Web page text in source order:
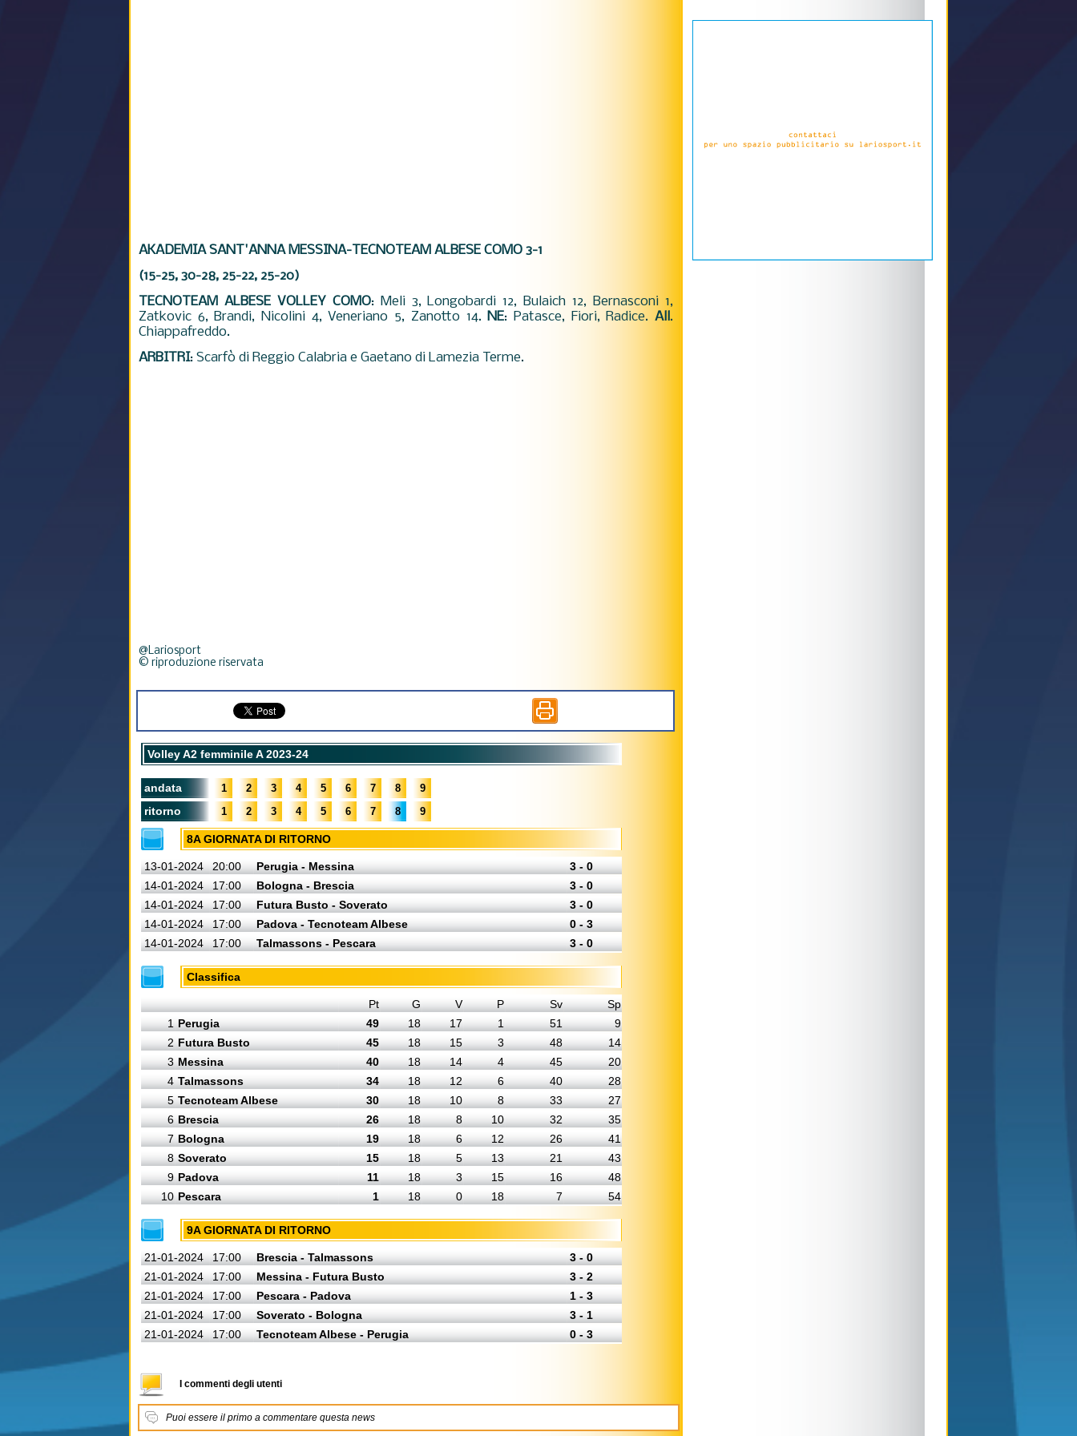
AKADEMIA SANT'ANNA MESSINA-TECNOTEAM ALBESE COMO 3-1
(15-25, 30-28, 25-22, 25-20)
TECNOTEAM ALBESE VOLLEY COMO: Meli 3, Longobardi 12, Bulaich 12, Bernasconi 1,
Zatkovic 6, Brandi, Nicolini 4, Veneriano 5, Zanotto 14.NE: Patasce, Fiori, Radice.All.
Chiappafreddo.
ARBITRI: Scarfò di Reggio Calabria e Gaetano di Lamezia Terme.
@Lariosport
© riproduzione riservata
Volley A2 femminile A 2023-24
andata 1 2 3 4 5 6 7 8 9
ritorno 1 2 3 4 5 6 7 8 9
8A GIORNATA DI RITORNO
13-01-2024 20:00 Perugia - Messina
3 - 0
14-01-2024
17:00 Bologna - Brescia
3 - 0
14-01-2024
17:00 Futura Busto - Soverato
3 - 0
14-01-2024
17:00 Padova - Tecnoteam Albese
0 - 3
14-01-2024
17:00 Talmassons - Pescara 3 - 0
Classifica
Pt G V P Sv
Sp
1 Perugia 49 18 17 1 51
9
2 Futura Busto 45 18 15 3 48
14
3 Messina 40 18 14 4 45
20
4 Talmassons 34 18 12 6 40
28
5 Tecnoteam Albese 30 18 10 8 33
27
6 Brescia 26 18 8 10 32
35
7 Bologna 19 18 6 12 26
41
8 Soverato 15 18 5 13 21
43
9 Padova 11 18 3 15 16
48
10 Pescara 1 18 0 18 7 54
9A GIORNATA DI RITORNO
21-01-2024 17:00 Brescia - Talmassons
3 - 0
21-01-2024
17:00 Messina - Futura Busto
3 - 2
21-01-2024
17:00 Pescara - Padova
1 - 3
21-01-2024
17:00 Soverato - Bologna
3 - 1
21-01-2024
17:00 Tecnoteam Albese - Perugia 0 - 3
I commenti degli utenti
Puoi essere il primo a commentare questa news